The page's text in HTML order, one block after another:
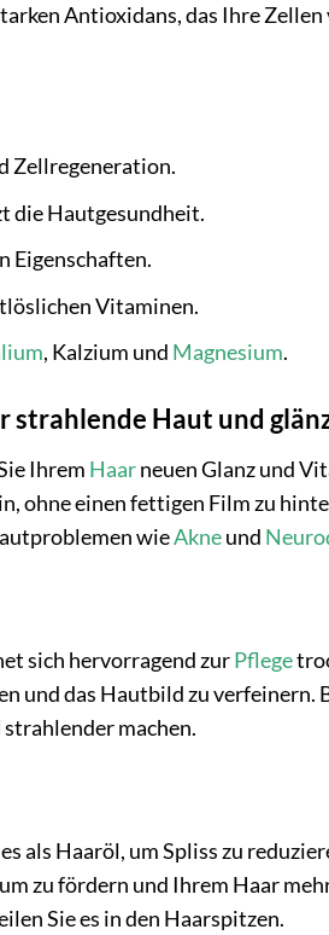
Antioxidans, das Ihre
Zellregeneration.
die Hautgesundheit.
Eigenschaften.
Vitaminen.
, Kalzium und Magnesium.
Haut und
Ihrem Haarneuen Glanz und
ohne einen fettigen Film zu
wieAkneund
sich hervorragend zurPflege
und das Hautbild zu verfeinern.
machen.
als Haaröl, um Spliss zu
zu fördern und Ihrem Haar
Sie es in den Haarspitzen.